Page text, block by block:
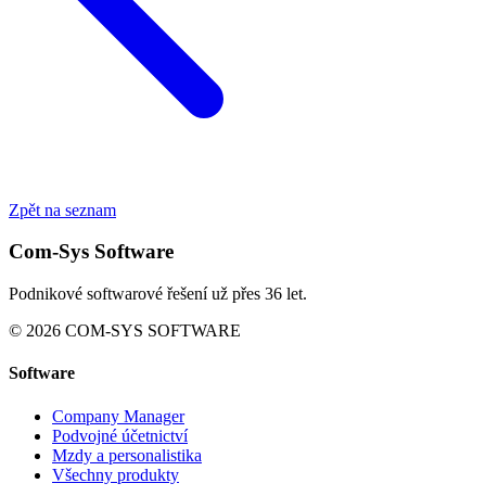
Zpět na seznam
Com-Sys Software
Podnikové softwarové řešení už přes 36 let.
© 2026 COM-SYS SOFTWARE
Software
Company Manager
Podvojné účetnictví
Mzdy a personalistika
Všechny produkty